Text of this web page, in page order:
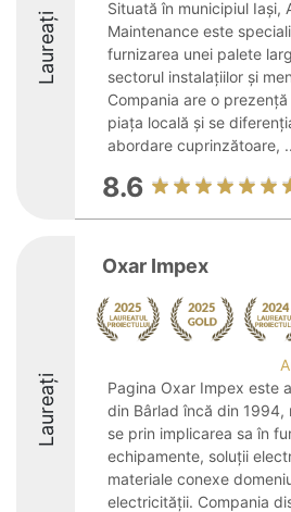
Laureați
Situată în municipiul Iași,
Maintenance este
furnizarea unei palete
sectorul instalațiilor și
Compania are o
piața locală și se
abordare cuprinzătoare,
8.6
Laureați
Oxar Impex
Pagina Oxar Impex este
din Bârlad încă din 1994,
se prin implicarea sa în
echipamente, soluții
materiale conexe
electricității. Compania